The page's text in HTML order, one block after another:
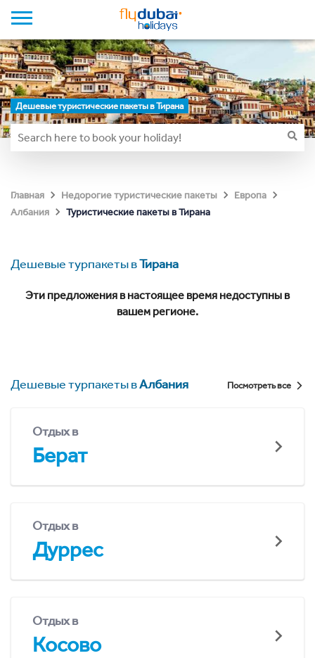
Дешевые туристические пакеты в Тирана
Главная Недорогие туристические пакеты
Европа
Албания
Туристические пакеты в Тирана
Дешевые турпакеты вТирана
Эти предложения в настоящее время недоступны в
вашем регионе.
Дешевые турпакеты вАлбания Посмотреть все
Отдых в
Берат
Отдых в
Дуррес
Отдых в
Косово